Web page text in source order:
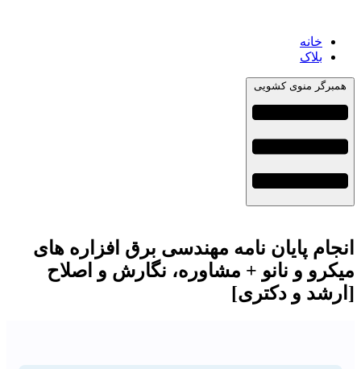
خانه
بلاک
همبرگر منوی کشویی
انجام پایان نامه مهندسی برق افزاره های
میکرو و نانو + مشاوره، نگارش و اصلاح
[ارشد و دکتری]